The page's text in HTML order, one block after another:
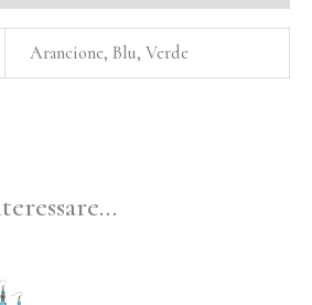
Arancione, Blu, Verde